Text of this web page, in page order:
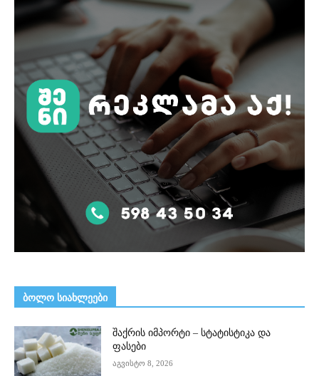
ᲑᲝᲚᲝ ᲡᲘᲐᲮᲚᲔᲔᲑᲘ
შაქრის იმპორტი – სტატისტიკა და
ფასები
აგვისტო 8, 2026